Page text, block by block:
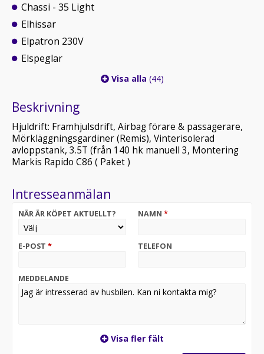
Chassi - 35 Light
Elhissar
Elpatron 230V
Elspeglar
Visa alla (44)
Beskrivning
Hjuldrift: Framhjulsdrift, Airbag förare & passagerare,
Mörkläggningsgardiner (Remis), Vinterisolerad
avloppstank, 3.5T (från 140 hk manuell 3, Montering
Markis Rapido C86 ( Paket )
Intresseanmälan
NÄR ÄR KÖPET AKTUELLT? NAMN *
E-POST * TELEFON
MEDDELANDE
Visa fler fält